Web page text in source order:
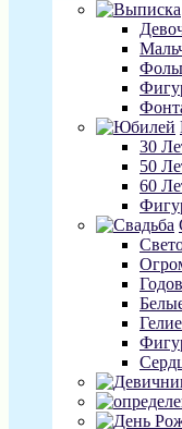
30
50
60